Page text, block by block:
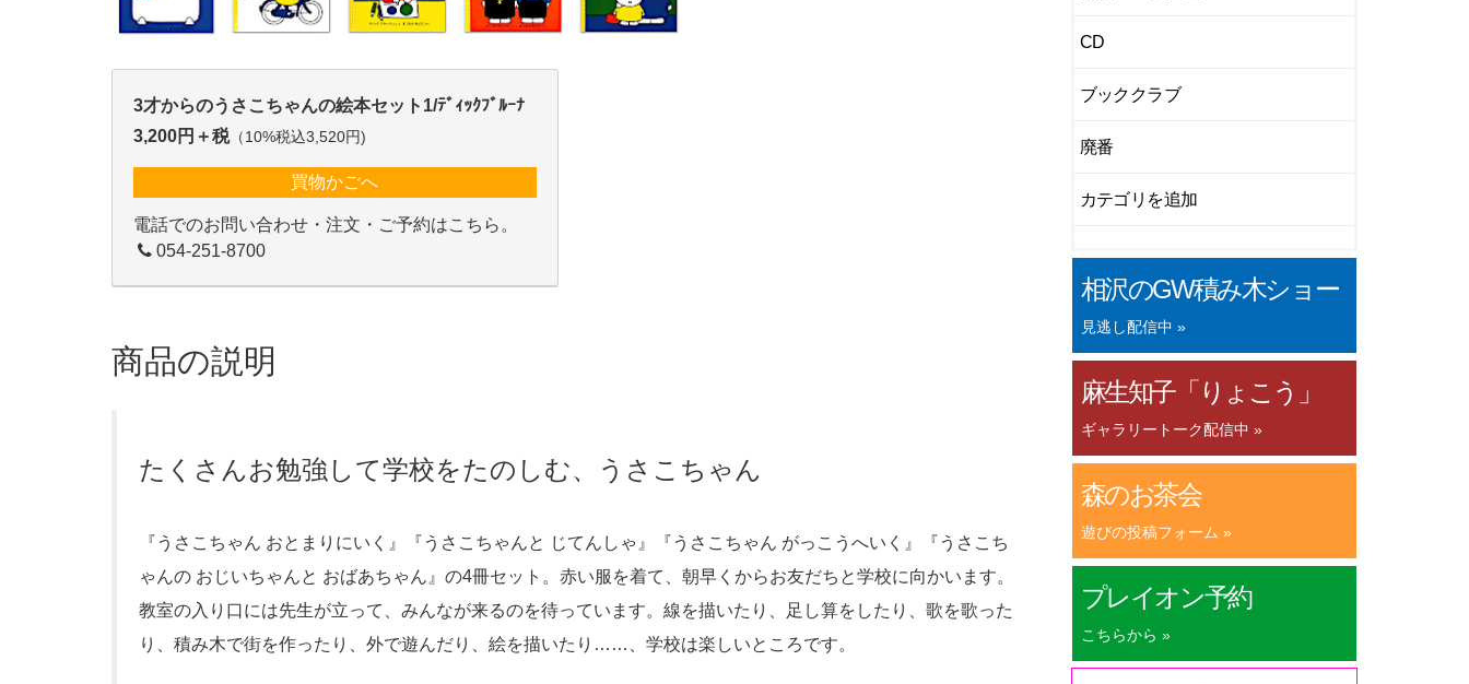
3才からのうさこちゃんの絵本セット1/ﾃﾞｨｯｸﾌﾞﾙｰﾅ
3,200円＋税（10%税込3,520円)
買物かごへ
電話でのお問い合わせ・注文・ご予約はこちら。
054-251-8700
商品の説明
たくさんお勉強して学校をたのしむ、うさこちゃん
『うさこちゃん おとまりにいく』『うさこちゃんと じてんしゃ』『うさこちゃん がっこうへいく』『うさこち
ゃんの おじいちゃんと おばあちゃん』の4冊セット。赤い服を着て、朝早くからお友だちと学校に向かいます。
教室の入り口には先生が立って、みんなが来るのを待っています。線を描いたり、足し算をしたり、歌を歌った
り、積み木で街を作ったり、外で遊んだり、絵を描いたり……、学校は楽しいところです。
CD
ブッククラブ
廃番
カテゴリを追加
相沢のGW積み木ショー
見逃し配信中 »
麻生知子「りょこう」
ギャラリートーク配信中 »
森のお茶会
遊びの投稿フォーム »
プレイオン予約
こちらから »